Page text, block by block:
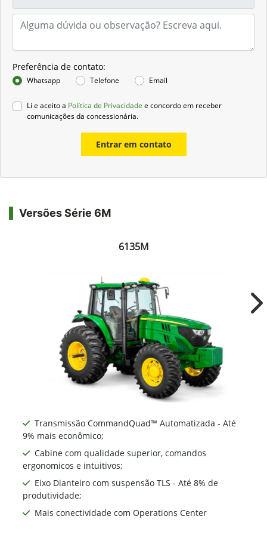
Preferência de contato:
Whatsapp Telefone Email
Li e aceito a Política de Privacidade e concordo em receber
comunicações da concessionária.
Entrar em contato
Versões Série 6M
6135M
Transmissão CommandQuad™ Automatizada - Até
9% mais econômico;
Cabine com qualidade superior, comandos
ergonomicos e intuitivos;
Eixo Dianteiro com suspensão TLS - Até 8% de
produtividade;
Mais conectividade com Operations Center